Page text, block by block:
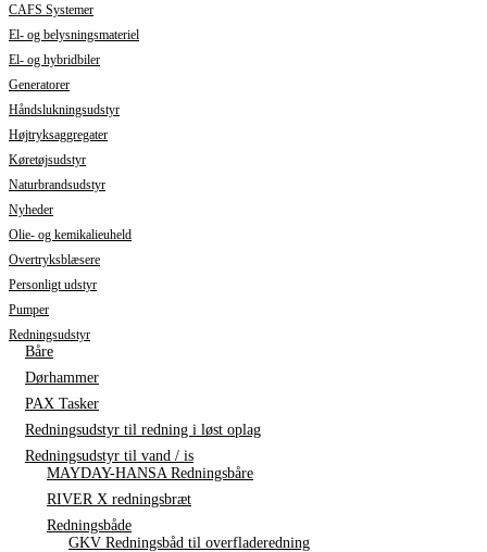
CAFS Systemer
El- og belysningsmateriel
El- og hybridbiler
Generatorer
Håndslukningsudstyr
Højtryksaggregater
Køretøjsudstyr
Naturbrandsudstyr
Nyheder
Olie- og kemikalieuheld
Overtryksblæsere
Personligt udstyr
Pumper
Redningsudstyr
Båre
Dørhammer
PAX Tasker
Redningsudstyr til redning i løst oplag
Redningsudstyr til vand / is
MAYDAY-HANSA Redningsbåre
RIVER X redningsbræt
Redningsbåde
GKV Redningsbåd til overfladeredning